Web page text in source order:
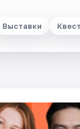
Выставки